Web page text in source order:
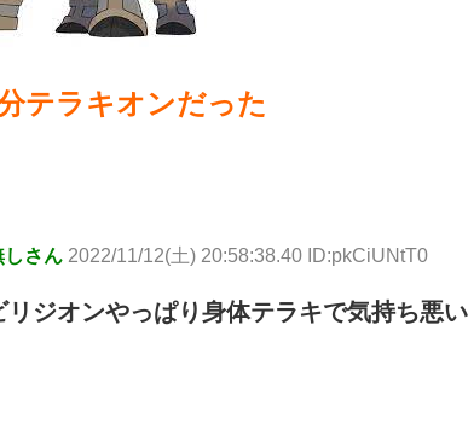
テラキオンだった
しさん 2022/11/12(土) 20:58:38.40 ID:pkCiUNtT0
リジオンやっぱり身体テラキで気持ち悪